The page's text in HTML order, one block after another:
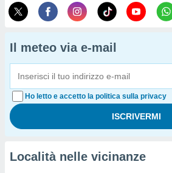
Il meteo via e-mail
Ho letto e accetto la politica sulla privacy
Località nelle vicinanze